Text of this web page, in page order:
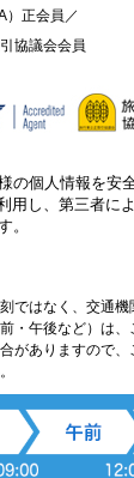
）正会員／
協議会会員
の個人情報を安
用し、第三者に
。
ではなく、交通機
・午後など）は
がありますので